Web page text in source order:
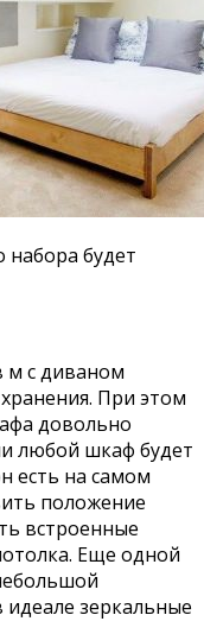
будет
м с диваном
При этом
довольно
любой шкаф будет
есть на самом
положение
встроенные
Еще одной
идеале зеркальные